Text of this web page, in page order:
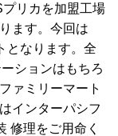
リカを加盟工場
ます。今回は
となります。全
ションはもちろ
ァミリーマート
インターパシフ
修理をご用命く